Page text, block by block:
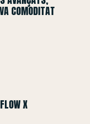
COMODITAT
X